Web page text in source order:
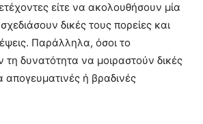
είτε να ακολουθήσουν μία
δικές τους πορείες και
Παράλληλα, όσοι το
τη δυνατότητα να μοιραστούν δικές
απογευματινές ή βραδινές